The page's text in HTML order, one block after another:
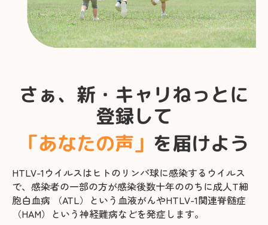
さぁ、新・キャリねっとに
登録して
「あなたの声」 を届けよう
HTLV-1ウイルスはヒトのリンパ球に感染するウイルス
で、感染者の一部の方が感染後数十年ののちに成人T細
胞白血病 （ATL）という血液がんやHTLV-1関連脊髄症
（HAM）という神経難病などを発症します。